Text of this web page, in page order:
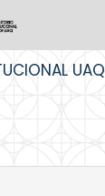
UAQ